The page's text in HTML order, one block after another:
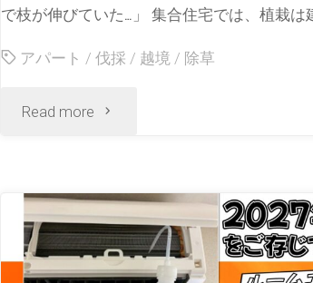
で枝が伸びていた…」 集合住宅では、植栽は
アパート / 伐採 / 越境/ 除草
Read more